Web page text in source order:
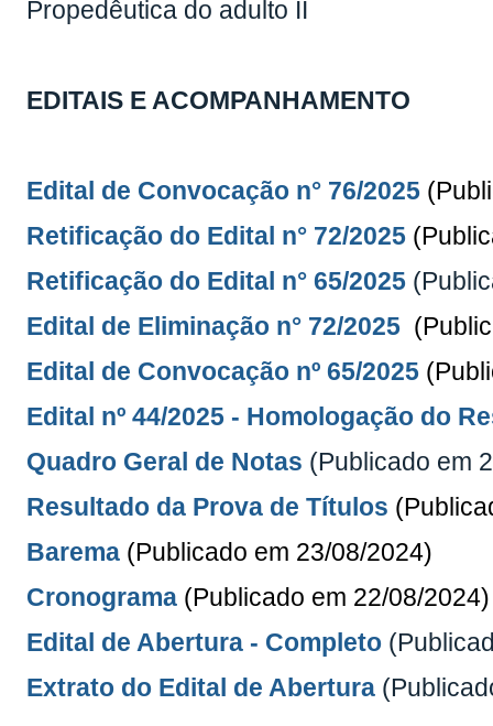
Propedêutica do adulto II
EDITAIS E ACOMPANHAMENTO
Edital de Convocação n° 76/2025
Retificação do Edital n° 72/2025
Retificação do Edital n° 65/2025
Edital de Eliminação n° 72/2025
Edital de Convocação nº 65/2025
Edital nº 44/2025 - Homologação do
Quadro Geral de Notas (Publicado em
Resultado da Prova de Títulos
Barema (Publicado em 23/08/2024)
Cronograma (Publicado em 22/08/2024)
Edital de Abertura - Completo
Extrato do Edital de Abertura